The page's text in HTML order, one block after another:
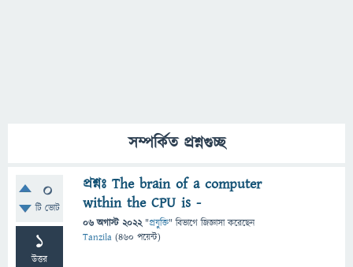
সম্পর্কিত প্রশ্নগুচ্ছ
0
টি ভোট
1
উত্তর
প্রশ্নঃ The brain of a computer
within the CPU is -
06 অগাস্ট 2022 "প্রযুক্তি" বিভাগে জিজ্ঞাসাকরেছেন
Tanzila (460 পয়েন্ট)